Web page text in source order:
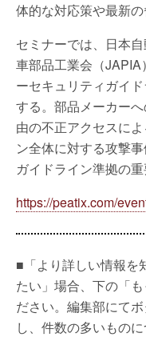
体的な対応策や最新の
セミナーでは、日本
車部品工業会（
ーセキュリティガイ
する。部品メーカー
由の不正アクセスに
ン全体に対する攻撃
ガイドライン準拠の重
https://peatix.com/
■「より詳しい情報を
たい」場合、下の「
ださい。編集部にて
し、件数の多いもの